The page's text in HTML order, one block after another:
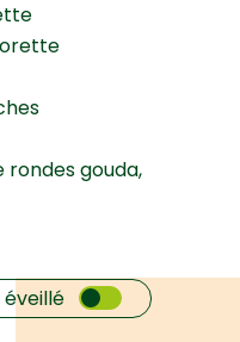
rondes gouda,